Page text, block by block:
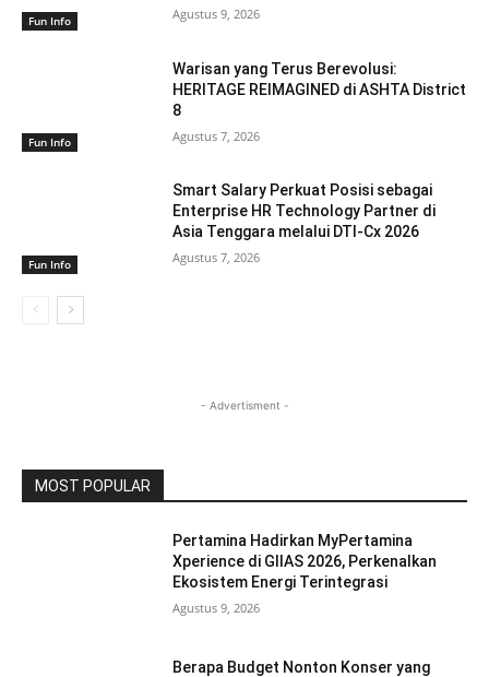
Fun Info Agustus 9, 2026
Fun Info
Warisan yang Terus Berevolusi:
HERITAGE REIMAGINED di ASHTA District
8
Agustus 7, 2026
Fun Info
Smart Salary Perkuat Posisi sebagai
Enterprise HR Technology Partner di
Asia Tenggara melalui DTI-Cx 2026
Agustus 7, 2026
- Advertisment -
MOST POPULAR
Pertamina Hadirkan MyPertamina
Xperience di GIIAS 2026, Perkenalkan
Ekosistem Energi Terintegrasi
Agustus 9, 2026
Berapa Budget Nonton Konser yang